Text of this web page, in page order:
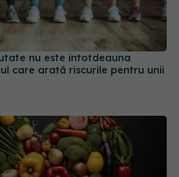
nu este întotdeauna
care arată riscurile pentru unii